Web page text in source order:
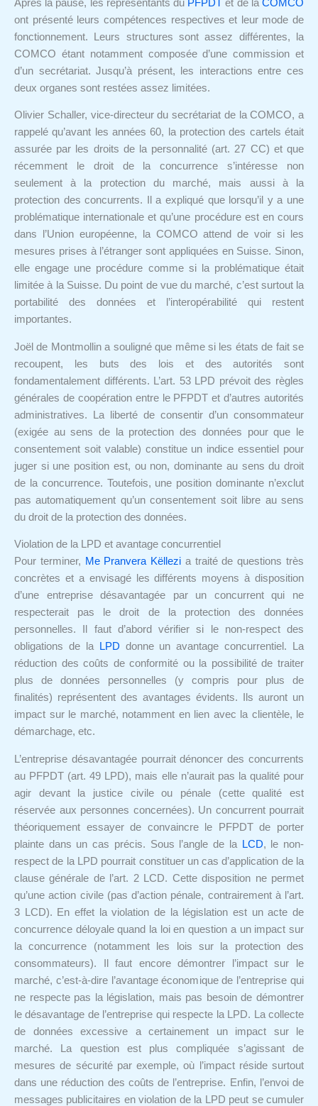
Après la pause, les représentants du PFPDT et de laCOMCO
ont présenté leurs compétences respectives et leur mode de
fonctionnement. Leurs structures sont assez différentes, la
COMCO étant notamment composée d’une commission et
d’un secrétariat. Jusqu’à présent, les interactions entre ces
deux organes sont restées assez limitées.
Olivier Schaller, vice-directeur du secrétariat de la COMCO, a
rappelé qu’avant les années 60, la protection des cartels était
assurée par les droits de la personnalité (art. 27 CC) et que
récemment le droit de la concurrence s’intéresse non
seulement à la protection du marché, mais aussi à la
protection des concurrents. Il a expliqué que lorsqu’il y a une
problématique internationale et qu’une procédure est en cours
dans l’Union européenne, la COMCO attend de voir si les
mesures prises à l’étranger sont appliquées en Suisse. Sinon,
elle engage une procédure comme si la problématique était
limitée à la Suisse. Du point de vue du marché, c’est surtout la
portabilité des données et l’interopérabilité qui restent
importantes.
Joël de Montmollin a souligné que même si les états de fait se
recoupent, les buts des lois et des autorités sont
fondamentalement différents. L’art. 53 LPD prévoit des règles
générales de coopération entre le PFPDT et d’autres autorités
administratives. La liberté de consentir d’un consommateur
(exigée au sens de la protection des données pour que le
consentement soit valable) constitue un indice essentiel pour
juger si une position est, ou non, dominante au sens du droit
de la concurrence. Toutefois, une position dominante n’exclut
pas automatiquement qu’un consentement soit libre au sens
du droit de la protection des données.
Violation de la LPD et avantage concurrentiel
Pour terminer, Me Pranvera Këllezi a traité de questions très
concrètes et a envisagé les différents moyens à disposition
d’une entreprise désavantagée par un concurrent qui ne
respecterait pas le droit de la protection des données
personnelles. Il faut d’abord vérifier si le non-respect des
obligations de la LPD donne un avantage concurrentiel. La
réduction des coûts de conformité ou la possibilité de traiter
plus de données personnelles (y compris pour plus de
finalités) représentent des avantages évidents. Ils auront un
impact sur le marché, notamment en lien avec la clientèle, le
démarchage, etc.
L’entreprise désavantagée pourrait dénoncer des concurrents
au PFPDT (art. 49 LPD), mais elle n’aurait pas la qualité pour
agir devant la justice civile ou pénale (cette qualité est
réservée aux personnes concernées). Un concurrent pourrait
théoriquement essayer de convaincre le PFPDT de porter
plainte dans un cas précis. Sous l’angle de la
LCD, le non-
respect de la LPD pourrait constituer un cas d’application de la
clause générale de l’art. 2 LCD. Cette disposition ne permet
qu’une action civile (pas d’action pénale, contrairement à l’art.
3 LCD). En effet la violation de la législation est un acte de
concurrence déloyale quand la loi en question a un impact sur
la concurrence (notamment les lois sur la protection des
consommateurs). Il faut encore démontrer l’impact sur le
marché, c’est-à-dire l’avantage économique de l’entreprise qui
ne respecte pas la législation, mais pas besoin de démontrer
le désavantage de l’entreprise qui respecte la LPD. La collecte
de données excessive a certainement un impact sur le
marché. La question est plus compliquée s’agissant de
mesures de sécurité par exemple, où l’impact réside surtout
dans une réduction des coûts de l’entreprise. Enfin, l’envoi de
messages publicitaires en violation de la LPD peut se cumuler